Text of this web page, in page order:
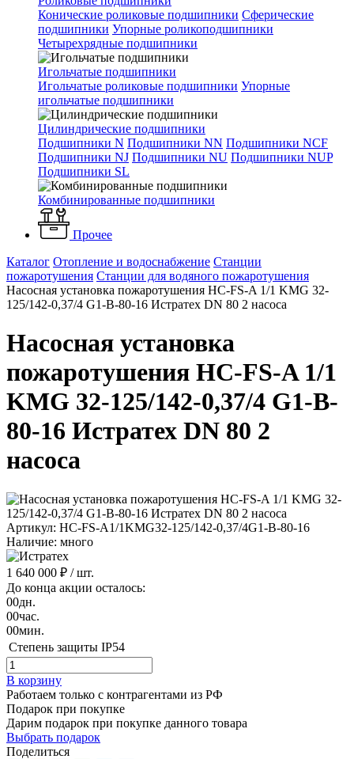
Конические роликовые подшипники Сферические
подшипники Упорные роликоподшипники
Четырехрядные подшипники
Игольчатые подшипники
Игольчатые роликовые подшипники Упорные
игольчатые подшипники
Цилиндрические подшипники
Подшипники N Подшипники NN Подшипники NCF
Подшипники NJ Подшипники NU Подшипники NUP
Подшипники SL
Комбинированные подшипники
Прочее
Каталог Отопление и водоснабжение Станции
пожаротушения Станции для водяного пожаротушения
Насосная установка пожаротушения HC-FS-A 1/1 KMG 32-
125/142-0,37/4 G1-B-80-16 Истратех DN 80 2 насоса
Насосная установка
пожаротушения HC-FS-A 1/1
KMG 32-125/142-0,37/4 G1-B-
80-16 Истратех DN 80 2
насоса
Артикул: HC-FS-A1/1KMG32-125/142-0,37/4G1-B-80-16
Наличие: много
1 640 000 ₽ / шт.
До конца акции осталось:
00дн.
00час.
00мин.
Степень защиты IP54
В корзину
Работаем только с контрагентами из РФ
Подарок при покупке
Дарим подарок при покупке данного товара
Выбрать подарок
Поделиться